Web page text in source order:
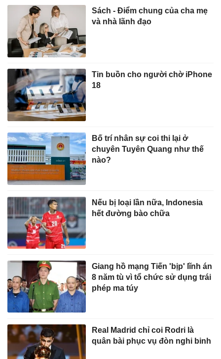
Sách - Điểm chung của cha mẹ
và nhà lãnh đạo
Tin buồn cho người chờ iPhone
18
Bố trí nhân sự coi thi lại ở
chuyên Tuyên Quang như thế
nào?
Nếu bị loại lần nữa, Indonesia
hết đường bào chữa
Giang hồ mạng Tiến 'bịp' lĩnh án
8 năm tù vì tổ chức sử dụng trái
phép ma túy
Real Madrid chỉ coi Rodri là
quân bài phục vụ đòn nghi binh